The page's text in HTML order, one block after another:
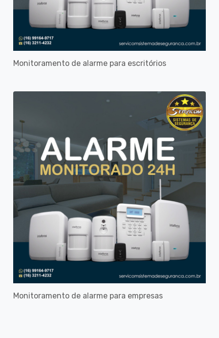
Monitoramento de alarme para escritórios
Monitoramento de alarme para empresas